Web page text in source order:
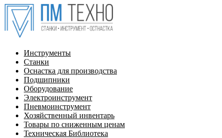
Инструменты
Станки
Оснастка для производства
Подшипники
Оборудование
Электроинструмент
Пневмоинструмент
Хозяйственный инвентарь
Товары по сниженным ценам
Техническая Библиотека